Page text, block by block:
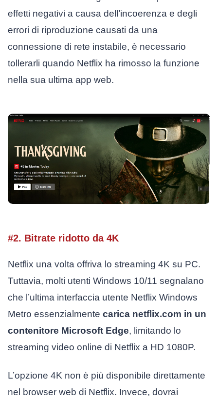
effetti negativi a causa dell’incoerenza e degli
errori di riproduzione causati da una
connessione di rete instabile, è necessario
tollerarli quando Netflix ha rimosso la funzione
nella sua ultima app web.
#2. Bitrate ridotto da 4K
Netflix una volta offriva lo streaming 4K su PC.
Tuttavia, molti utenti Windows 10/11 segnalano
che l’ultima interfaccia utente Netflix Windows
Metro essenzialmente carica netflix.com in un
contenitore Microsoft Edge, limitando lo
streaming video online di Netflix a HD 1080P.
L’opzione 4K non è più disponibile direttamente
nel browser web di Netflix. Invece, dovrai